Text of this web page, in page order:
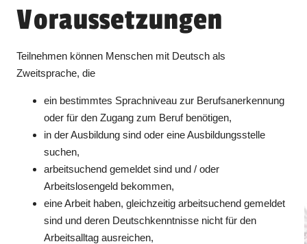
Voraussetzungen
Teilnehmen können Menschen mit Deutsch als
Zweitsprache, die
ein bestimmtes Sprachniveau zur Berufsanerkennung
oder für den Zugang zum Beruf benötigen,
in der Ausbildung sind oder eine Ausbildungsstelle
suchen,
arbeitsuchend gemeldet sind und / oder
Arbeitslosengeld bekommen,
eine Arbeit haben, gleichzeitig arbeitsuchend gemeldet
sind und deren Deutschkenntnisse nicht für den
Arbeits­alltag ausreichen,